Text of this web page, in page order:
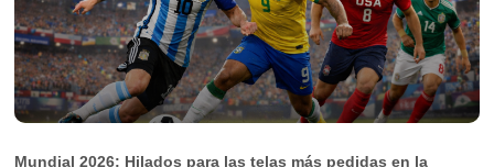
Mundial 2026: Hilados para las telas más pedidas en la